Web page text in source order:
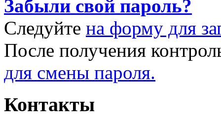
Забыли свой пароль?
Следуйте на форму для
После получения
для смены пароля.
Контакты